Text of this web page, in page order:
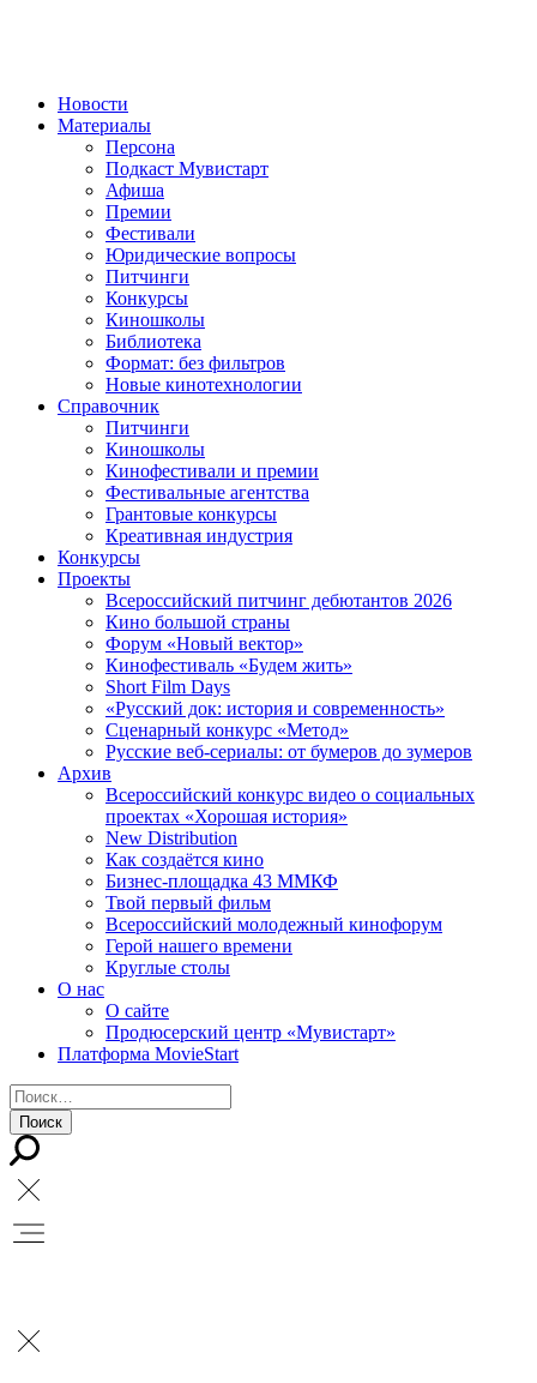
Новости
Материалы
Персона
Подкаст Мувистарт
Афиша
Премии
Фестивали
Юридические вопросы
Питчинги
Конкурсы
Киношколы
Библиотека
Формат: без фильтров
Новые кинотехнологии
Справочник
Питчинги
Киношколы
Кинофестивали и премии
Фестивальные агентства
Грантовые конкурсы
Креативная индустрия
Конкурсы
Проекты
Всероссийский питчинг дебютантов 2026
Кино большой страны
Форум «Новый вектор»
Кинофестиваль «Будем жить»
Short Film Days
«Русский док: история и современность»
Сценарный конкурс «Метод»
Русские веб-сериалы: от бумеров до зумеров
Архив
Всероссийский конкурс видео о социальных
проектах «Хорошая история»
New Distribution
Как создаётся кино
Бизнес-площадка 43 ММКФ
Твой первый фильм
Всероссийский молодежный кинофорум
Герой нашего времени
Круглые столы
О нас
О сайте
Продюсерский центр «Мувистарт»
Платформа MovieStart